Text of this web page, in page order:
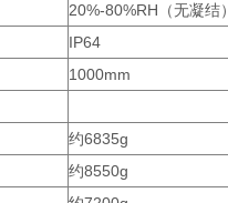
20%-80%RH（无凝结）
IP64
1000mm
约6835g
约8550g